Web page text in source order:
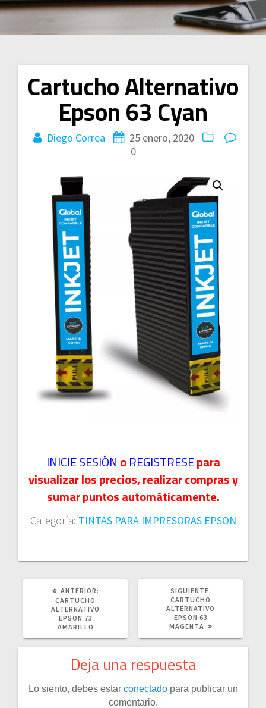
Cartucho Alternativo
Epson 63 Cyan
Diego Correa
25 enero, 2020
0
INICIE SESIÓNoREGISTRESEpara
visualizar los precios, realizar compras y
sumar puntos automáticamente.
Categoría: TINTAS PARA IMPRESORAS EPSON
Navegación
de
entradas
ANTERIOR:
CARTUCHO
ALTERNATIVO
EPSON 73
AMARILLO
SIGUIENTE:
CARTUCHO
ALTERNATIVO
EPSON 63
MAGENTA
Deja una respuesta
Lo siento, debes estar conectadopara publicar un
comentario.